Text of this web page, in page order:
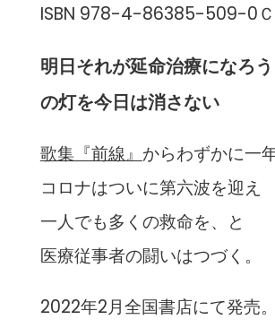
ISBN 978-4-86385-509-0
明日それが延命治療になろ
の灯を今日は消さない
歌集『前線』 からわずかに一
コロナはついに第六波を迎え
一人でも多くの救命を、と
医療従事者の闘いはつづく。
2022年2月全国書店にて発売。